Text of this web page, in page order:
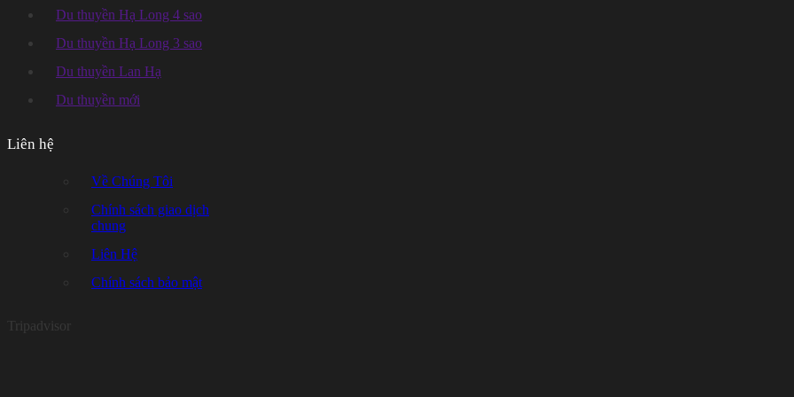
Du thuyền Hạ Long 4 sao
Du thuyền Hạ Long 3 sao
Du thuyền Lan Hạ
Du thuyền mới
Liên hệ
Về Chúng Tôi
Chính sách giao dịch
chung
Liên Hệ
Chính sách bảo mật
Tripadvisor